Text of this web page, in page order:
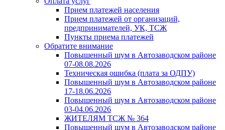
Прием платежей населения
Прием платежей от организаций,
предпринимателей, УК, ТСЖ
Пункты приема платежей
Обратите внимание
Повышенный шум в Автозаводском районе
07-08.08.2026
Техническая ошибка (плата за ОДПУ)
Повышенный шум в Автозаводском районе
17-18.06.2026
Повышенный шум в Автозаводском районе
03-04.06.2026
ЖИТЕЛЯМ ТСЖ № 364
Повышенный шум в Автозаводском районе